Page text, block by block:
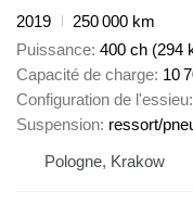
2019
250 000 km
Puissance 400 ch (294
Capacité de charge 10
Configuration de l'essieu
Suspension ressort/
Pologne, Krakow